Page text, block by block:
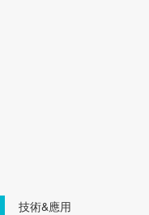
技術&應用